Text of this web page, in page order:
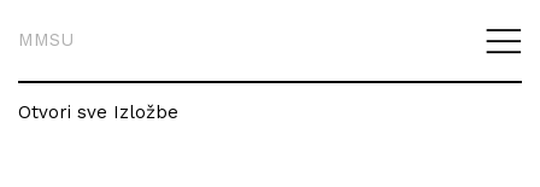
MMSU
Otvori sve Izložbe